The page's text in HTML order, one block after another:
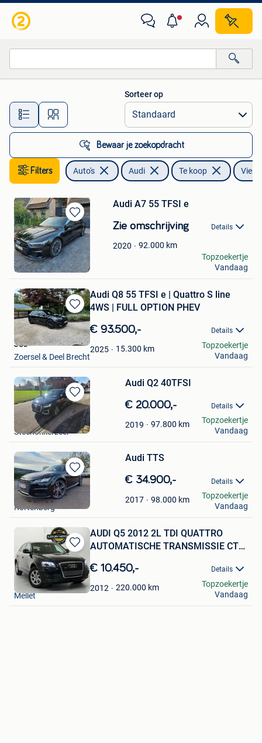
Alle afstanden…
Sorteer op
Bewaar je zoekopdracht
Filters Auto's Audi Te koop
Bewaren
in
Mijn
Favorieten
Audi A7 55 TFSI e
Zie omschrijving Details
2020 92.000 km
Kristof Voltak
Deinze
Topzoekertje
Vandaag
Bewaren
in
Mijn
Favorieten
Audi Q8 55 TFSI e | Quattro S line
4WS | FULL OPTION PHEV
€ 93.500,- Details
2025 15.300 km
Jos
Zoersel & Deel Brecht
Topzoekertje
Vandaag
Bewaren
in
Mijn
Favorieten
Audi Q2 40TFSI
€ 20.000,- Details
2019 97.800 km
Iwens Gregory
Steenokkerzeel
Topzoekertje
Vandaag
Bewaren
in
Mijn
Favorieten
Audi TTS
€ 34.900,- Details
2017 98.000 km
Nicolas
Kortenberg
Topzoekertje
Vandaag
Bewaren
in
Mijn
Favorieten
AUDI Q5 2012 2L TDI QUATTRO
AUTOMATISCHE TRANSMISSIE CT
€ 10.450,- Details
2012 220.000 km
LUXURY MOTORS
Mellet
Topzoekertje
Vandaag